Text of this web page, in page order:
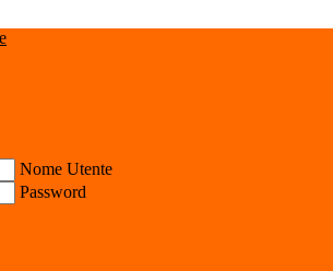
Nome Utente
Password